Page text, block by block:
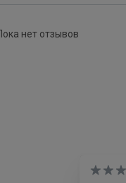
нет отзывов